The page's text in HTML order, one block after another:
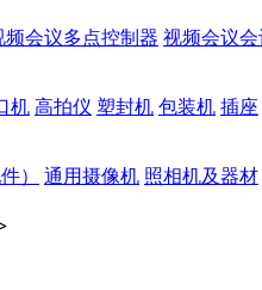
频会议多点控制器 视频会议
机 高拍仪 塑封机 包装机 插座
）
通用摄像机 照相机及器材